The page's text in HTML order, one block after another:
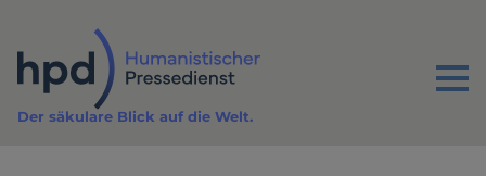
Inhalt
Menu
Der säkulare Blick auf die Welt.